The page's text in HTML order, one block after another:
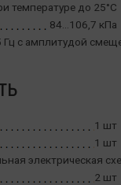
температуре до 25°С
84…106,7 кПа
Гц с амплитудой
1 шт
1 шт
электрическая
2 шт